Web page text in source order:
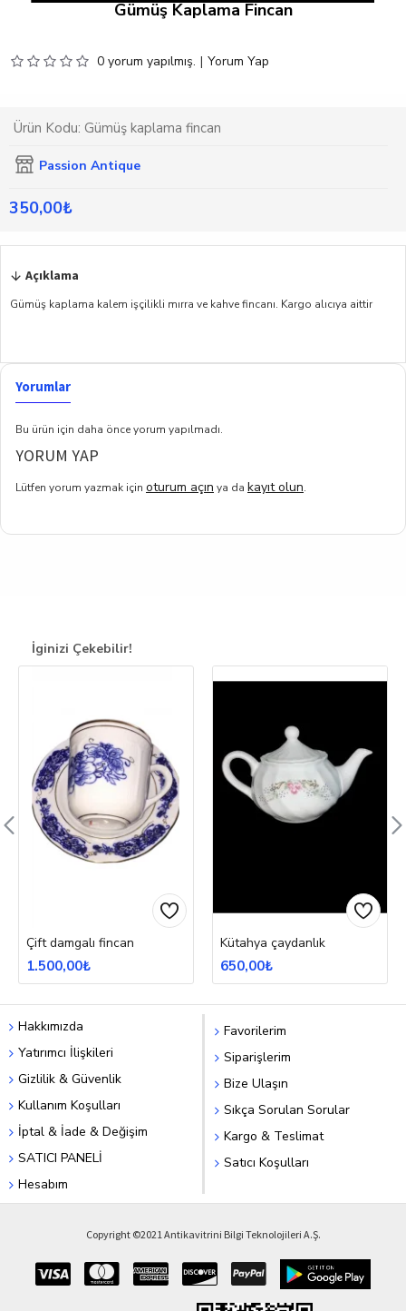
Gümüş Kaplama Fincan
0 yorum yapılmış. | Yorum Yap
350,00₺
Ürün Kodu: Gümüş kaplama fincan
Passion Antique
Açıklama
Gümüş kaplama kalem işçilikli mırra ve kahve fincanı. Kargo alıcıya aittir
Yorumlar
Bu ürün için daha önce yorum yapılmadı.
YORUM YAP
Lütfen yorum yazmak için oturum açın ya da kayıt olun.
İginizi Çekebilir!
Çift damgalı fincan
1.500,00₺
Kütahya çaydanlık
650,00₺
Hakkımızda
Yatırımcı İlişkileri
Gizlilik & Güvenlik
Kullanım Koşulları
İptal & İade & Değişim
SATICI PANELİ
Hesabım
Favorilerim
Siparişlerim
Bize Ulaşın
Sıkça Sorulan Sorular
Kargo & Teslimat
Satıcı Koşulları
Copyright ©2021 Antikavitrini Bilgi Teknolojileri A.Ş.